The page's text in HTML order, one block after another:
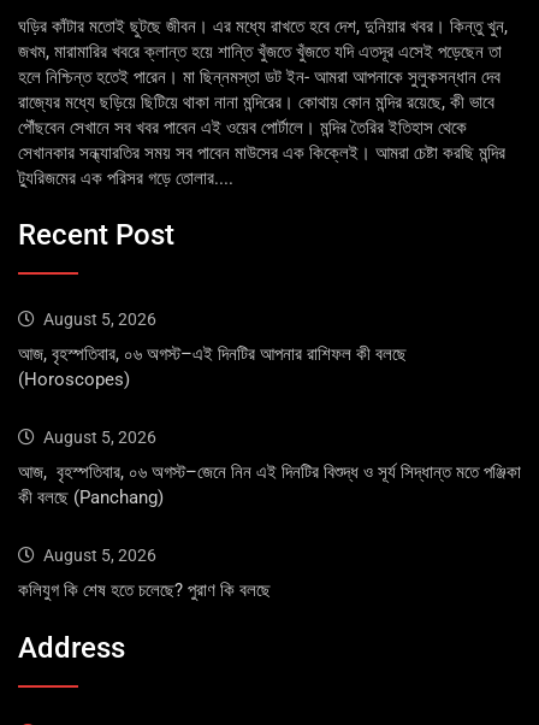
ঘড়ির কাঁটার মতোই ছুটছে জীবন। এর মধ্যে রাখতে হবে দেশ, দুনিয়ার খবর। কিন্তু খুন,
জখম, মারামারির খবরে ক্লান্ত হয়ে শান্তি খুঁজতে খুঁজতে যদি এতদূর এসেই পড়েছেন তা
হলে নিশ্চিন্ত হতেই পারেন। মা ছিন্নমস্তা ডট ইন- আমরা আপনাকে সুলুকসন্ধান দেব
রাজ্যের মধ্যে ছড়িয়ে ছিটিয়ে থাকা নানা মন্দিরের। কোথায় কোন মন্দির রয়েছে, কী ভাবে
পৌঁছবেন সেখানে সব খবর পাবেন এই ওয়েব পোর্টালে। মন্দির তৈরির ইতিহাস থেকে
সেখানকার সন্ধ্যারতির সময় সব পাবেন মাউসের এক কিক্লেই। আমরা চেষ্টা করছি মন্দির
ট্যুরিজমের এক পরিসর গড়ে তোলার....
Recent Post
August 5, 2026
আজ, বৃহস্পতিবার, ০৬ অগস্ট–এই দিনটির আপনার রাশিফল কী বলছে
(Horoscopes)
August 5, 2026
আজ, বৃহস্পতিবার, ০৬ অগস্ট–জেনে নিন এই দিনটির বিশুদ্ধ ও সূর্য সিদ্ধান্ত মতে পঞ্জিকা
কী বলছে (Panchang)
August 5, 2026
কলিযুগ কি শেষ হতে চলেছে? পুরাণ কি বলছে
Address